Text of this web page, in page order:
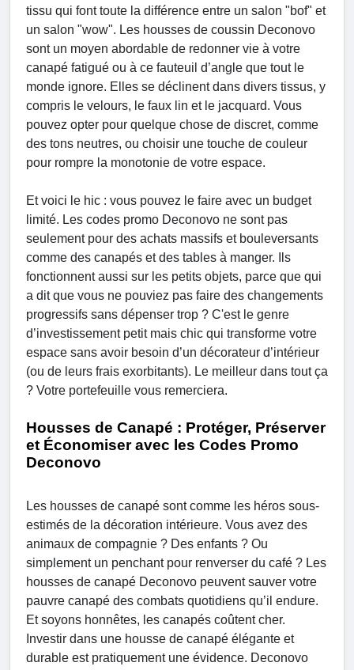
tissu qui font toute la différence entre un salon "bof" et
un salon "wow". Les housses de coussin Deconovo
sont un moyen abordable de redonner vie à votre
canapé fatigué ou à ce fauteuil d’angle que tout le
monde ignore. Elles se déclinent dans divers tissus, y
compris le velours, le faux lin et le jacquard. Vous
pouvez opter pour quelque chose de discret, comme
des tons neutres, ou choisir une touche de couleur
pour rompre la monotonie de votre espace.
Et voici le hic : vous pouvez le faire avec un budget
limité. Les codes promo Deconovo ne sont pas
seulement pour des achats massifs et bouleversants
comme des canapés et des tables à manger. Ils
fonctionnent aussi sur les petits objets, parce que qui
a dit que vous ne pouviez pas faire des changements
progressifs sans dépenser trop ? C'est le genre
d’investissement petit mais chic qui transforme votre
espace sans avoir besoin d’un décorateur d’intérieur
(ou de leurs frais exorbitants). Le meilleur dans tout ça
? Votre portefeuille vous remerciera.
Housses de Canapé : Protéger, Préserver
et Économiser avec les Codes Promo
Deconovo
Les housses de canapé sont comme les héros sous-
estimés de la décoration intérieure. Vous avez des
animaux de compagnie ? Des enfants ? Ou
simplement un penchant pour renverser du café ? Les
housses de canapé Deconovo peuvent sauver votre
pauvre canapé des combats quotidiens qu’il endure.
Et soyons honnêtes, les canapés coûtent cher.
Investir dans une housse de canapé élégante et
durable est pratiquement une évidence. Deconovo